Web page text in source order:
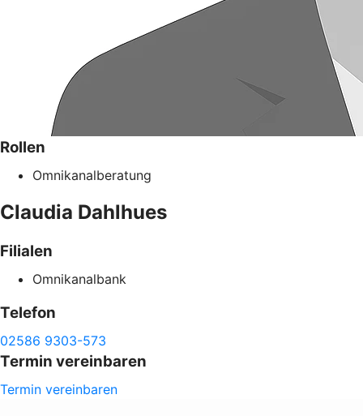
Rollen
Omnikanalberatung
Claudia Dahlhues
Filialen
Omnikanalbank
Telefon
02586 9303-573
Termin vereinbaren
Termin vereinbaren